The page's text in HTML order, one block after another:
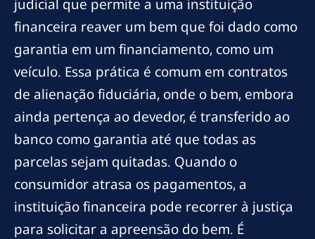
judicial que permite a uma instituição
financeira reaver um bem que foi dado como
garantia em um financiamento, como um
veículo. Essa prática é comum em contratos
de alienação fiduciária, onde o bem, embora
ainda pertença ao devedor, é transferido ao
banco como garantia até que todas as
parcelas sejam quitadas. Quando o
consumidor atrasa os pagamentos, a
instituição financeira pode recorrer à justiça
para solicitar a apreensão do bem. É